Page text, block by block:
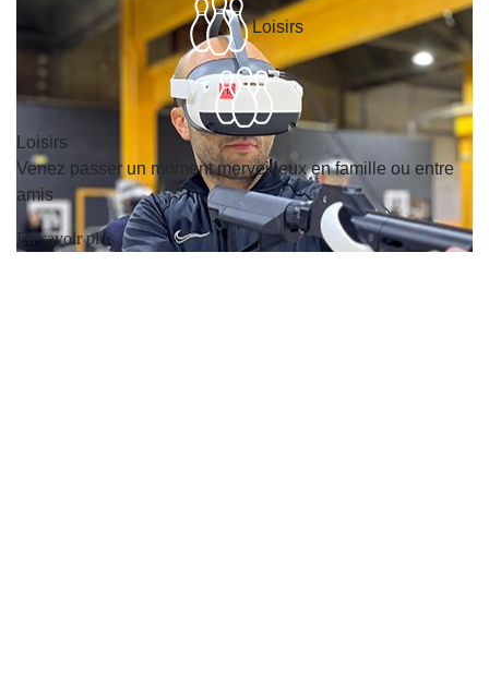
Loisirs
Loisirs
Venez passer un moment merveilleux en famille ou entre
amis
En savoir plus